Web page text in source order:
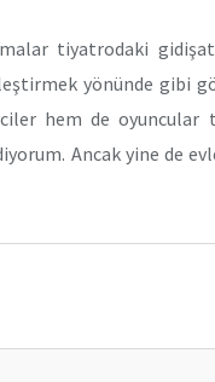
tiyatrodaki
yönünde gibi
hem de oyuncular
Ancak yine de